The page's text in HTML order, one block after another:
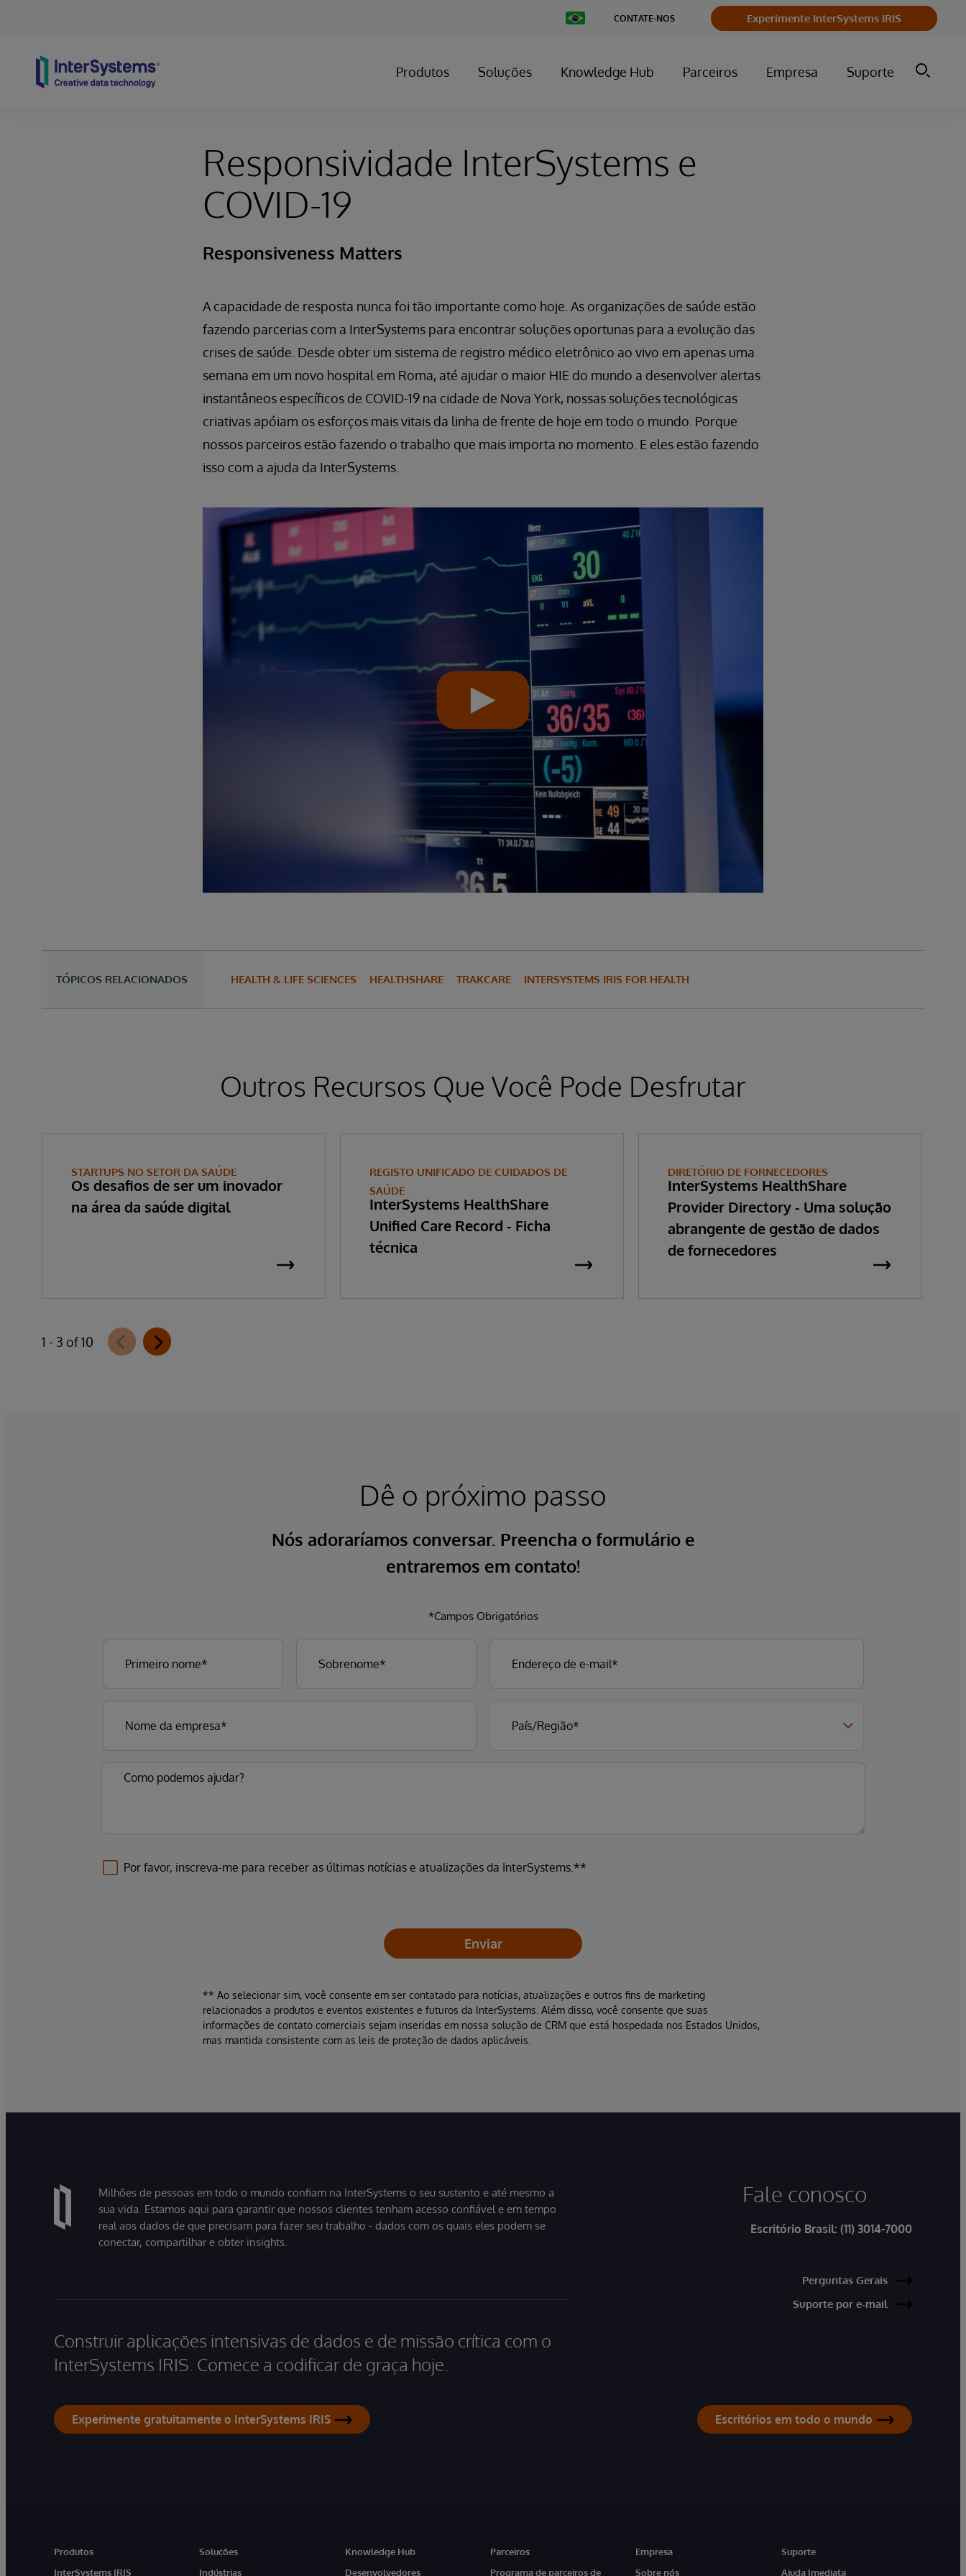
Change
Country
CONTATE-NOS Experimente InterSystems IRIS
Produtos Soluções Knowledge Hub Parceiros Empresa Suporte
Responsividade InterSystems e
COVID-19
Responsiveness Matters
A capacidade de resposta nunca foi tão importante como hoje. As organizações de saúde estão
fazendo parcerias com a InterSystems para encontrar soluções oportunas para a evolução das
crises de saúde. Desde obter um sistema de registro médico eletrônico ao vivo em apenas uma
semana em um novo hospital em Roma, até ajudar o maior HIE do mundo a desenvolver alertas
instantâneos específicos de COVID-19 na cidade de Nova York, nossas soluções tecnológicas
criativas apóiam os esforços mais vitais da linha de frente de hoje em todo o mundo. Porque
nossos parceiros estão fazendo o trabalho que mais importa no momento. E eles estão fazendo
isso com a ajuda da InterSystems.
TÓPICOS RELACIONADOS HEALTH & LIFE SCIENCES HEALTHSHARE TRAKCARE INTERSYSTEMS IRIS FOR HEALTH
Outros Recursos Que Você Pode Desfrutar
STARTUPS NO SETOR DA SAÚDE
Os desafios de ser um inovador
na área da saúde digital
REGISTO UNIFICADO DE CUIDADOS DE
SAÚDE
InterSystems HealthShare
Unified Care Record - Ficha
técnica
DIRETÓRIO DE FORNECEDORES
InterSystems HealthShare
Provider Directory - Uma solução
abrangente de gestão de dados
de fornecedores
1 - 3 of 10
Dê o próximo passo
Nós adoraríamos conversar. Preencha o formulário e
entraremos em contato!
*Campos Obrigatórios
Por favor, inscreva-me para receber as últimas notícias e atualizações da InterSystems.**
Enviar
** Ao selecionar sim, você consente em ser contatado para notícias, atualizações e outros fins de marketing
relacionados a produtos e eventos existentes e futuros da InterSystems. Além disso, você consente que suas
informações de contato comerciais sejam inseridas em nossa solução de CRM que está hospedada nos Estados Unidos,
mas mantida consistente com as leis de proteção de dados aplicáveis.
Milhões de pessoas em todo o mundo confiam na InterSystems o seu sustento e até mesmo a
sua vida. Estamos aqui para garantir que nossos clientes tenham acesso confiável e em tempo
real aos dados de que precisam para fazer seu trabalho - dados com os quais eles podem se
conectar, compartilhar e obter insights.
Construir aplicações intensivas de dados e de missão crítica com o
InterSystems IRIS. Comece a codificar de graça hoje.
Experimente gratuitamente o InterSystems IRIS
Fale conosco
Escritório Brasil: (11) 3014-7000
Perguntas Gerais
Suporte por e-mail
Escritórios em todo o mundo
Produtos
InterSystems IRIS
Soluções
Indústrias
Knowledge Hub
Desenvolvedores
Parceiros
Programa de parceiros de
Empresa
Sobre nós
Suporte
Ajuda Imediata